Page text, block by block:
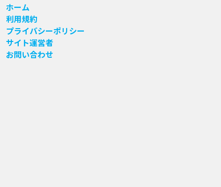
ホーム
利用規約
プライバシーポリシー
サイト運営者
お問い合わせ